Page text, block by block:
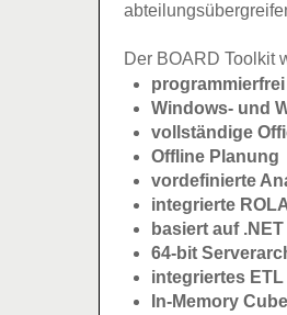
Der BOARD Toolkit
Windows- und
vollständige
Offline Planung
vordefinierte
integrierte
basiert auf
64-bit
integriertes ETL
In-Memory